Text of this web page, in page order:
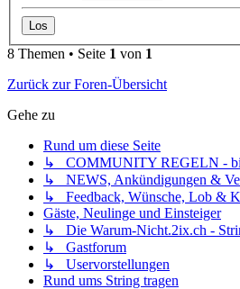
8 Themen • Seite 1 von 1
Zurück zur Foren-Übersicht
Gehe zu
Rund um diese Seite
↳ COMMUNITY REGELN -
↳ NEWS, Ankündigungen &
↳ Feedback, Wünsche, Lob &
Gäste, Neulinge und Einsteiger
↳ Die Warum-Nicht.2ix.ch -
↳ Gastforum
↳ Uservorstellungen
Rund ums String tragen